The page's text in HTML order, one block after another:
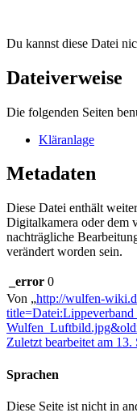
Du kannst diese Datei
Dateiverweise
Die folgenden Seiten
Kläranlage
Metadaten
Diese Datei enthält
Digitalkamera oder dem
nachträgliche
verändert worden sein.
_error 0
Von „http://wulfen-
Zuletzt bearbeitet am 13.
Sprachen
Diese Seite ist nicht in